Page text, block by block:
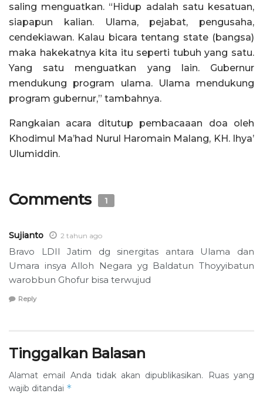
saling menguatkan. “Hidup adalah satu kesatuan,
siapapun kalian. Ulama, pejabat, pengusaha,
cendekiawan. Kalau bicara tentang state (bangsa)
maka hakekatnya kita itu seperti tubuh yang satu.
Yang satu menguatkan yang lain. Gubernur
mendukung program ulama. Ulama mendukung
program gubernur,” tambahnya.
Rangkaian acara ditutup pembacaaan doa oleh
Khodimul Ma’had Nurul Haromain Malang, KH. Ihya’
Ulumiddin.
Comments 1
Sujianto 2 tahun ago
Bravo LDII Jatim dg sinergitas antara Ulama dan
Umara insya Alloh Negara yg Baldatun Thoyyibatun
warobbun Ghofur bisa terwujud
Reply
Tinggalkan Balasan
Alamat email Anda tidak akan dipublikasikan.
Ruas yang
wajib ditandai *